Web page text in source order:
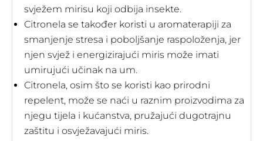
svježem mirisu koji odbija insekte.
Citronela se također koristi u aromaterapiji za
smanjenje stresa i poboljšanje raspoloženja, jer
njen svjež i energizirajući miris može imati
umirujući učinak na um.
Citronela, osim što se koristi kao prirodni
repelent, može se naći u raznim proizvodima za
njegu tijela i kućanstva, pružajući dugotrajnu
zaštitu i osvježavajući miris.